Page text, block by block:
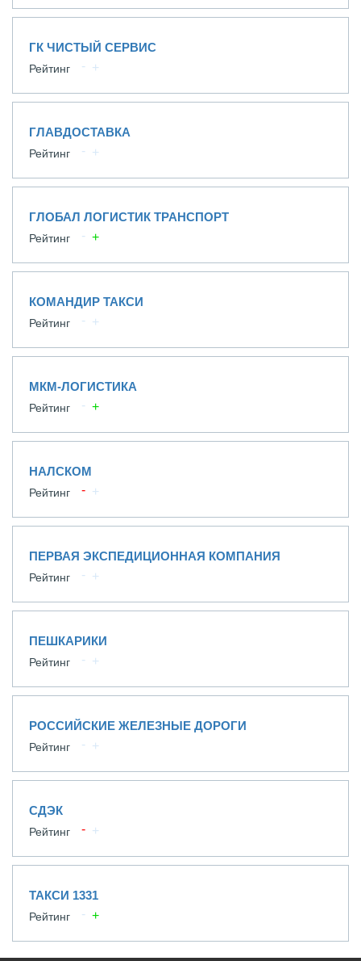
ГК ЧИСТЫЙ СЕРВИС
Рейтинг
ГЛАВДОСТАВКА
Рейтинг
ГЛОБАЛ ЛОГИСТИК ТРАНСПОРТ
Рейтинг
КОМАНДИР ТАКСИ
Рейтинг
МКМ-ЛОГИСТИКА
Рейтинг
НАЛСКОМ
Рейтинг
ПЕРВАЯ ЭКСПЕДИЦИОННАЯ КОМПАНИЯ
Рейтинг
ПЕШКАРИКИ
Рейтинг
РОССИЙСКИЕ ЖЕЛЕЗНЫЕ ДОРОГИ
Рейтинг
СДЭК
Рейтинг
ТАКСИ 1331
Рейтинг